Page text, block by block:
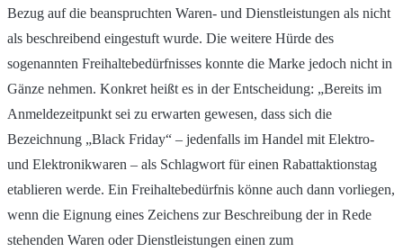
Bezug auf die beanspruchten Waren- und Dienstleistungen als nicht
als beschreibend eingestuft wurde. Die weitere Hürde des
sogenannten Freihaltebedürfnisses konnte die Marke jedoch nicht in
Gänze nehmen. Konkret heißt es in der Entscheidung: „Bereits im
Anmeldezeitpunkt sei zu erwarten gewesen, dass sich die
Bezeichnung „Black Friday“ – jedenfalls im Handel mit Elektro-
und Elektronikwaren – als Schlagwort für einen Rabattaktionstag
etablieren werde. Ein Freihaltebedürfnis könne auch dann vorliegen,
wenn die Eignung eines Zeichens zur Beschreibung der in Rede
stehenden Waren oder Dienstleistungen einen zum